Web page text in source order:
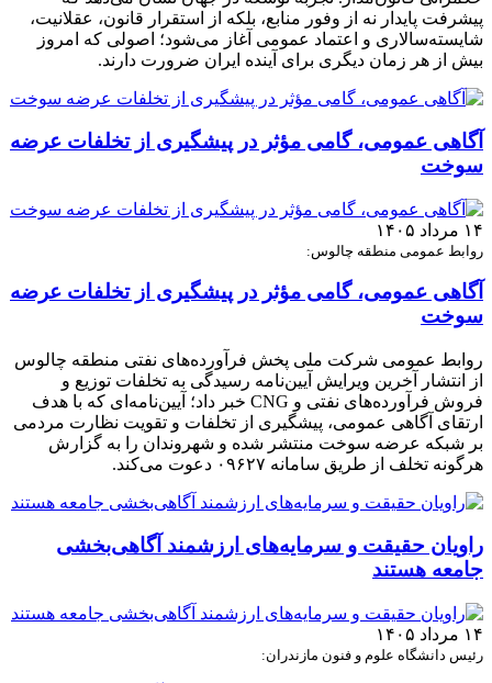
پیشرفت پایدار نه از وفور منابع، بلکه از استقرار قانون، عقلانیت،
شایسته‌سالاری و اعتماد عمومی آغاز می‌شود؛ اصولی که امروز
بیش از هر زمان دیگری برای آینده ایران ضرورت دارند.
آگاهی عمومی، گامی مؤثر در پیشگیری از تخلفات عرضه
سوخت
۱۴ مرداد ۱۴۰۵
روابط عمومی منطقه چالوس:
آگاهی عمومی، گامی مؤثر در پیشگیری از تخلفات عرضه
سوخت
روابط عمومی شرکت ملی پخش فرآورده‌های نفتی منطقه چالوس
از انتشار آخرین ویرایش آیین‌نامه رسیدگی به تخلفات توزیع و
فروش فرآورده‌های نفتی و CNG خبر داد؛ آیین‌نامه‌ای که با هدف
ارتقای آگاهی عمومی، پیشگیری از تخلفات و تقویت نظارت مردمی
بر شبکه عرضه سوخت منتشر شده و شهروندان را به گزارش
هرگونه تخلف از طریق سامانه ۰۹۶۲۷ دعوت می‌کند.
راویان حقیقت و سرمایه‌های ارزشمند آگاهی‌بخشی
جامعه هستند
۱۴ مرداد ۱۴۰۵
رئیس دانشگاه علوم و فنون مازندران: